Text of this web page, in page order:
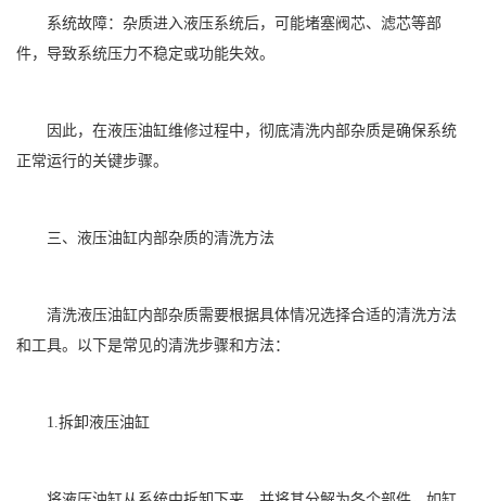
系统故障：杂质进入液压系统后，可能堵塞阀芯、滤芯等部
件，导致系统压力不稳定或功能失效。
因此，在液压油缸维修过程中，彻底清洗内部杂质是确保系统
正常运行的关键步骤。
三、液压油缸内部杂质的清洗方法
清洗液压油缸内部杂质需要根据具体情况选择合适的清洗方法
和工具。以下是常见的清洗步骤和方法：
1.拆卸液压油缸